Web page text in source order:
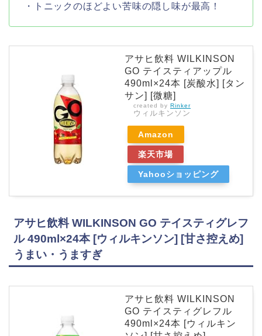
・トニックのほどよい苦味の隠し味が最高！
アサヒ飲料 WILKINSON
GO テイスティアップル
490ml×24本 [炭酸水] [タン
サン] [微糖]
created by Rinker
ウィルキンソン
Amazon
楽天市場
Yahooショッピング
アサヒ飲料 WILKINSON GO テイスティグレフ
ル 490ml×24本 [ウィルキンソン] [甘さ控えめ]
うまい・うますぎ
アサヒ飲料 WILKINSON
GO テイスティグレフル
490ml×24本 [ウィルキン